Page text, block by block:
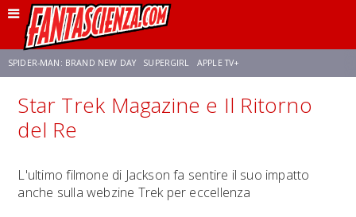
SPIDER-MAN: BRAND NEW DAY SUPERGIRL APPLE TV+
FRANCO RICCIARDIELLO ZENDAYA STAR TREK AVENGERS: DOOMSDAY
Star Trek Magazine e Il Ritorno
del Re
L'ultimo filmone di Jackson fa sentire il suo impatto
anche sulla webzine Trek per eccellenza